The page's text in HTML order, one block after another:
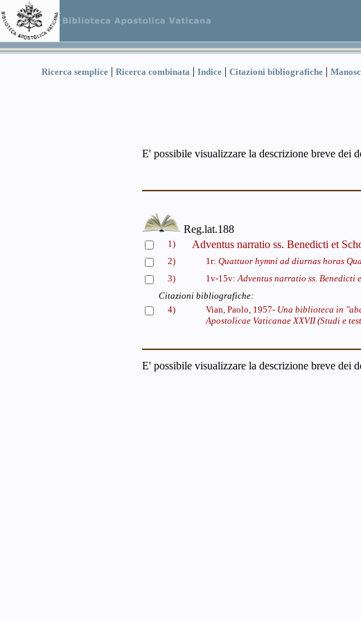
Ricerca semplice | Ricerca combinata | Indice | Citazioni bibliografiche |
E' possibile visualizzare la descrizione breve dei
Reg.lat.188
1) Adventus narratio ss. Benedicti et
2) 1r: Quattuor hymni ad diurnas horas
3)
1v-15v:Adventus narratio ss. Benedicti
Citazioni bibliografiche:
4)
Vian, Paolo, 1957- Una biblioteca in
Apostolicae Vaticanae XXVII (Studi e
E' possibile visualizzare la descrizione breve dei